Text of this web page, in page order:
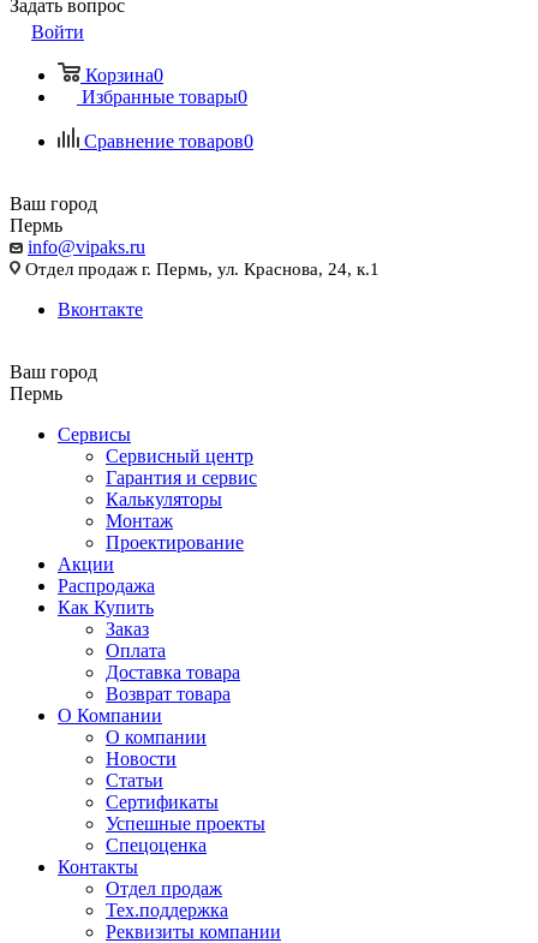
Задать вопрос
Войти
Корзина0
Избранные товары0
Сравнение товаров0
Ваш город
Пермь
info@vipaks.ru
Отдел продаж г. Пермь, ул. Краснова, 24, к.1
Вконтакте
Ваш город
Пермь
Сервисы
Сервисный центр
Гарантия и сервис
Калькуляторы
Монтаж
Проектирование
Акции
Распродажа
Как Купить
Заказ
Оплата
Доставка товара
Возврат товара
О Компании
О компании
Новости
Статьи
Сертификаты
Успешные проекты
Спецоценка
Контакты
Отдел продаж
Тех.поддержка
Реквизиты компании